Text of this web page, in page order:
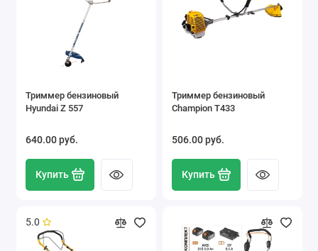
Триммер бензиновый
Hyundai Z 557
640.00 pуб.
Купить
Триммер бензиновый
Champion T433
506.00 pуб.
Купить
5.0